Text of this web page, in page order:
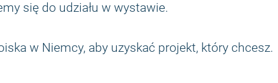
się do udziału w wystawie.
w Niemcy, aby uzyskać projekt, który chcesz.